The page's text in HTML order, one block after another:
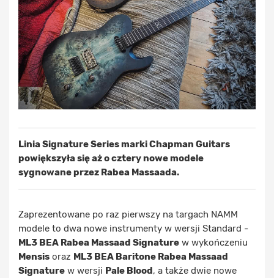
Linia Signature Series marki Chapman Guitars
powiększyła się aż o cztery nowe modele
sygnowane przez Rabea Massaada.
Zaprezentowane po raz pierwszy na targach NAMM
modele to dwa nowe instrumenty w wersji Standard -
ML3 BEA Rabea Massaad Signature w wykończeniu
Mensis oraz ML3 BEA Baritone Rabea Massaad
Signature w wersji Pale Blood, a także dwie nowe